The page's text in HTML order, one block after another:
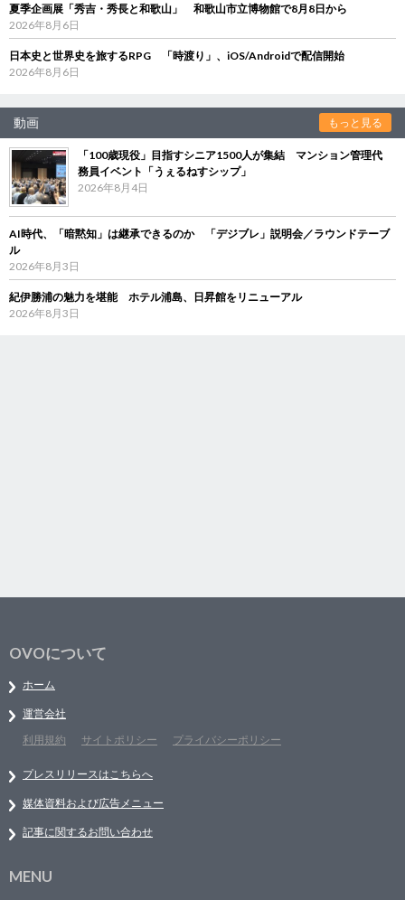
夏季企画展「秀吉・秀長と和歌山」 和歌山市立博物館で8月8日から
2026年8月6日
日本史と世界史を旅するRPG 「時渡り」、iOS/Androidで配信開始
2026年8月6日
動画 もっと見る
「100歳現役」目指すシニア1500人が集結 マンション管理代
務員イベント「うぇるねすシップ」
2026年8月4日
AI時代、「暗黙知」は継承できるのか 「デジブレ」説明会／ラウンドテーブ
ル
2026年8月3日
紀伊勝浦の魅力を堪能 ホテル浦島、日昇館をリニューアル
2026年8月3日
OVOについて
ホーム
運営会社
利用規約
サイトポリシー プライバシーポリシー
プレスリリースはこちらへ
媒体資料および広告メニュー
記事に関するお問い合わせ
MENU